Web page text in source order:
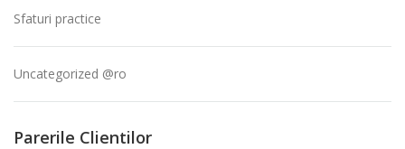
Sfaturi practice
Uncategorized @ro
Parerile Clientilor